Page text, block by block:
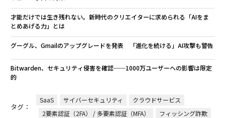
才能だけでは生き残れない。新時代のクリエイターに求められる「AIをま
とめあげる力」とは
グーグル、Gmailのアップグレードを発表 「進化を続ける」AI攻撃も警告
Bitwarden、セキュリティ侵害を確認──1000万ユーザーへの影響は限定
的
タグ：
SaaS サイバーセキュリティ
クラウドサービス
2要素認証（2FA） / 多要素認証（MFA）
フィッシング詐欺